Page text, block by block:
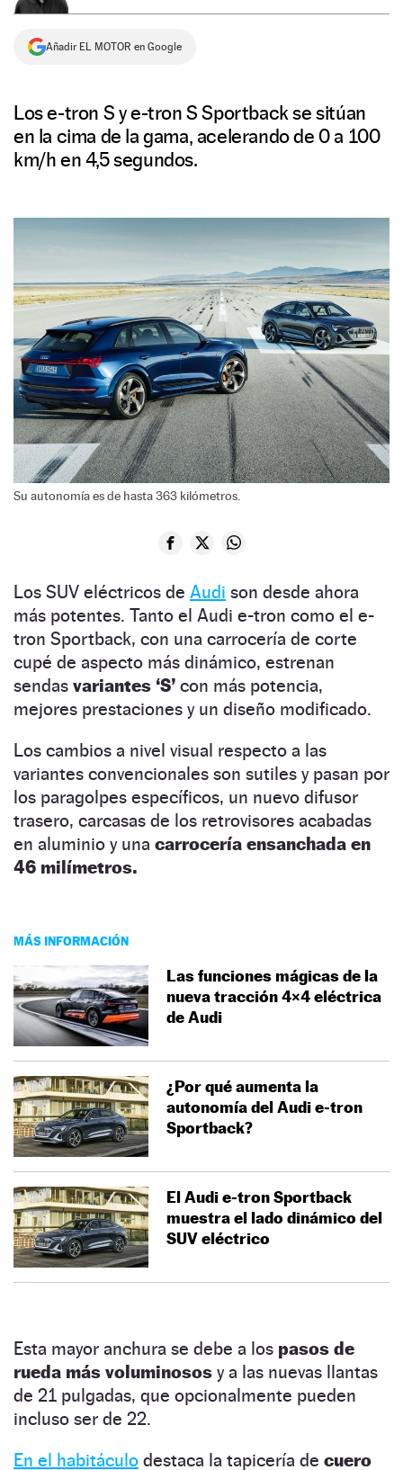
Añadir EL MOTOR en Google
Los e-tron S y e-tron S Sportback se sitúan
en la cima de la gama, acelerando de 0 a 100
km/h en 4,5 segundos.
Su autonomía es de hasta 363 kilómetros.
Los SUV eléctricos de Audi son desde ahora
más potentes. Tanto el Audi e-tron como el e-
tron Sportback, con una carrocería de corte
cupé de aspecto más dinámico, estrenan
sendas variantes ‘S’ con más potencia,
mejores prestaciones y un diseño modificado.
Los cambios a nivel visual respecto a las
variantes convencionales son sutiles y pasan por
los paragolpes específicos, un nuevo difusor
trasero, carcasas de los retrovisores acabadas
en aluminio y una carrocería ensanchada en
46 milímetros.
MÁS INFORMACIÓN
Las funciones mágicas de la
nueva tracción 4×4 eléctrica
de Audi
¿Por qué aumenta la
autonomía del Audi e-tron
Sportback?
El Audi e-tron Sportback
muestra el lado dinámico del
SUV eléctrico
Esta mayor anchura se debe a los pasos de
rueda más voluminosos y a las nuevas llantas
de 21 pulgadas, que opcionalmente pueden
incluso ser de 22.
En el habitáculo destaca la tapicería de cuero